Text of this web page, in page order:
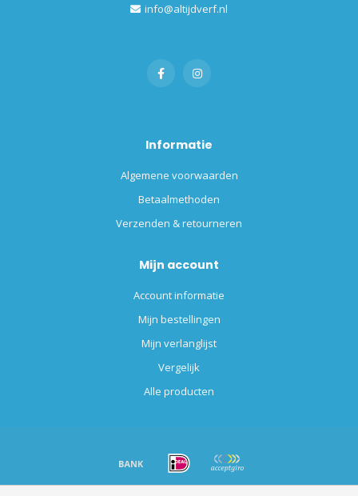
info@altijdverf.nl
Informatie
Algemene voorwaarden
Betaalmethoden
Verzenden & retourneren
Mijn account
Account informatie
Mijn bestellingen
Mijn verlanglijst
Vergelijk
Alle producten